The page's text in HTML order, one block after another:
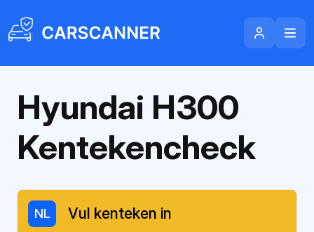
Hyundai H300
Kentekencheck
NL